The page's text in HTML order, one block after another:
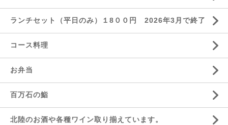
ランチセット（平日のみ）１8００円 2026年3月で終了
コース料理
お弁当
百万石の鮨
北陸のお酒や各種ワイン取り揃えています。